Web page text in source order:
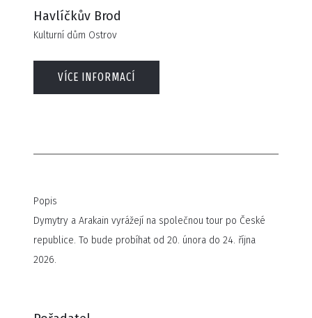
Havlíčkův Brod
Kulturní dům Ostrov
VÍCE INFORMACÍ
Popis
Dymytry a Arakain vyrážejí na společnou tour po České
republice. To bude probíhat od 20. února do 24. října
2026.